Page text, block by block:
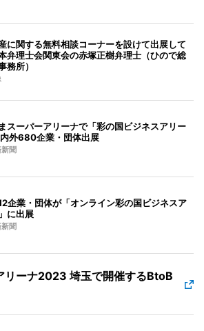
に関する無料相談コーナーを設けて出展して
弁理士会関東会の赤塚正樹弁理士（ひので総
務所）
スーパーアリーナで「彩の国ビジネスアリー
外680企業・団体出展
聞
企業・団体が「オンライン彩の国ビジネスア
に出展
聞
リーナ2023 埼玉で開催するBtoB